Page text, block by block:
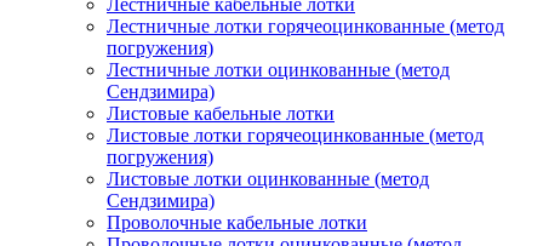
Лестничные кабельные лотки
Лестничные лотки горячеоцинкованные (метод
погружения)
Лестничные лотки оцинкованные (метод
Сендзимира)
Листовые кабельные лотки
Листовые лотки горячеоцинкованные (метод
погружения)
Листовые лотки оцинкованные (метод
Сендзимира)
Проволочные кабельные лотки